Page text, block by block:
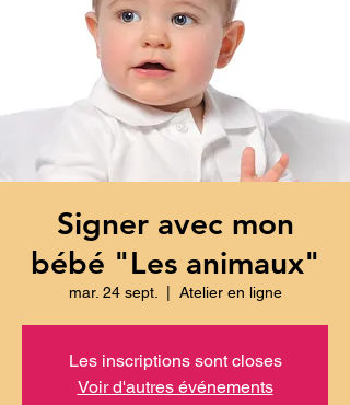
Signer avec mon
bébé "Les animaux"
mar. 24 sept. Atelier en ligne
Les inscriptions sont closes
Voir d'autres événements